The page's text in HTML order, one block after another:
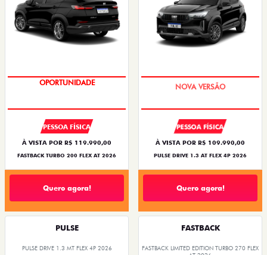
OPORTUNIDADE
PESSOA FÍSICA
À VISTA POR R$ 119.990,00
FASTBACK TURBO 200 FLEX AT 2026
Quero agora!
PREÇO IMPERDÍVEL
PESSOA FÍSICA
À VISTA POR R$ 109.990,00
PULSE DRIVE 1.3 AT FLEX 4P 2026
Quero agora!
PULSE
PULSE DRIVE 1.3 MT FLEX 4P 2026
FASTBACK
FASTBACK LIMITED EDITION TURBO 270 FLEX